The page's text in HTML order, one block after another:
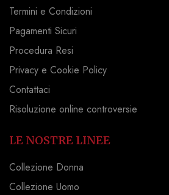
Termini e Condizioni
Pagamenti Sicuri
Procedura Resi
Privacy e Cookie Policy
Contattaci
Risoluzione online controversie
LE NOSTRE LINEE
Collezione Donna
Collezione Uomo